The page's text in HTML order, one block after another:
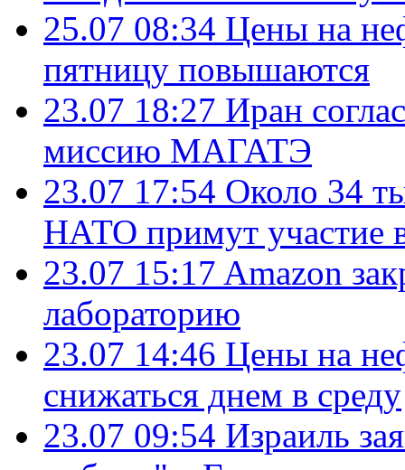
25.07 08:34 Цены на
пятницу повышаются
23.07 18:27 Иран
миссию МАГАТЭ
23.07 17:54 Около 34
НАТО примут участие
23.07 15:17 Amazon
лабораторию
23.07 14:46 Цены на
снижаться днем в среду
23.07 09:54 Израиль